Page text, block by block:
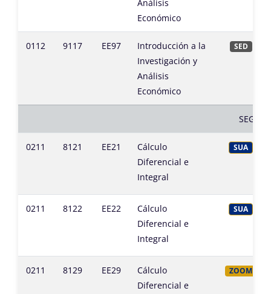
Análisis
Económico
0112 9117 EE97
Introducción a la
Investigación y
Análisis
Económico
SED
0211 8121 EE21
Cálculo
Diferencial e
Integral
SUA
0211 8122 EE22
Cálculo
Diferencial e
Integral
SUA
0211 8129 EE29
Cálculo
Diferencial e
ZOOM